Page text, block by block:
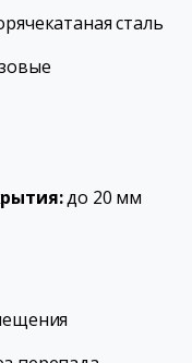
сталь
до 20 мм